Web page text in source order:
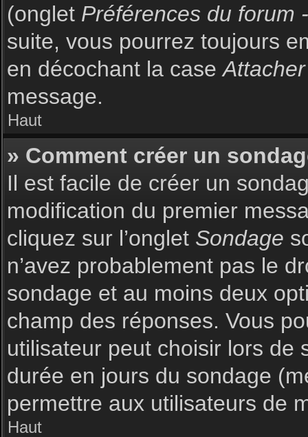
(onglet Préférences du forum
suite, vous pourrez toujours
en décochant la case
message.
Haut
» Comment créer un
Il est facile de créer un
modification du premier
cliquez sur l’onglet Sondage
n’avez probablement pas le
sondage et au moins deux
champ des réponses. Vous
utilisateur peut choisir lors de
durée en jours du sondage
permettre aux utilisateurs de
Haut